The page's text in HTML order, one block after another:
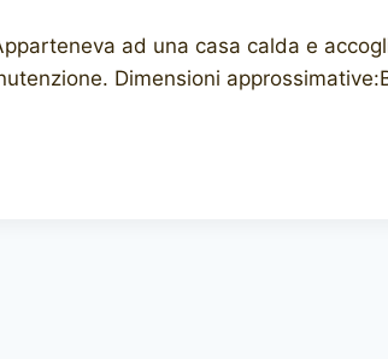
ad una casa calda e
Dimensioni